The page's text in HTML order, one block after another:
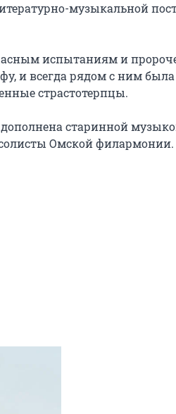
музыкальной
испытаниям и
и всегда рядом с ним была
страстотерпцы.
старинной
Омской филармонии.